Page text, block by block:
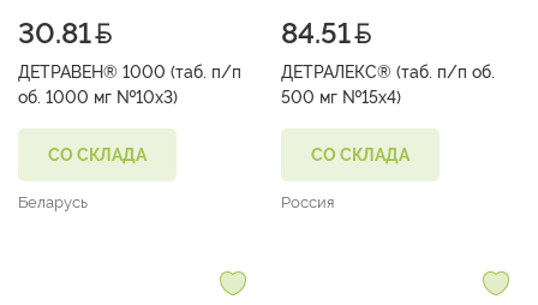
30.81
ДЕТРАВЕН® 1000 (таб. п/п
об. 1000 мг №10х3)
СО СКЛАДА
Беларусь
84.51
ДЕТРАЛЕКС® (таб. п/п об.
500 мг №15х4)
СО СКЛАДА
Россия